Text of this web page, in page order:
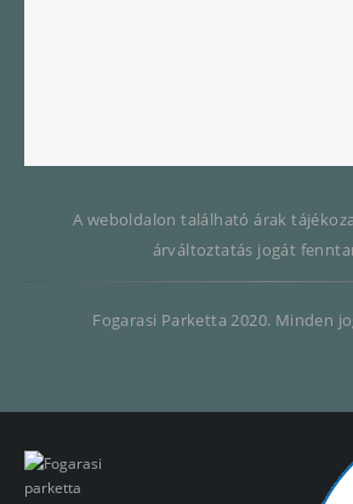
A weboldalon található árak
árváltoztatás jogát
Fogarasi Parketta 2020. Minden